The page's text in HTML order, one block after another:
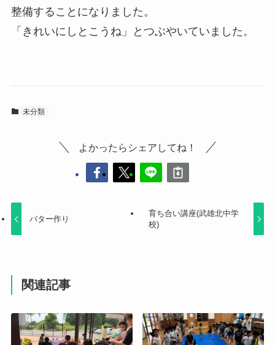
整備することになりました。
「きれいにしとこうね」とつぶやいていました。
未分類
よかったらシェアしてね！
バター作り
育ち合い講座(武雄北中学
校)
関連記事